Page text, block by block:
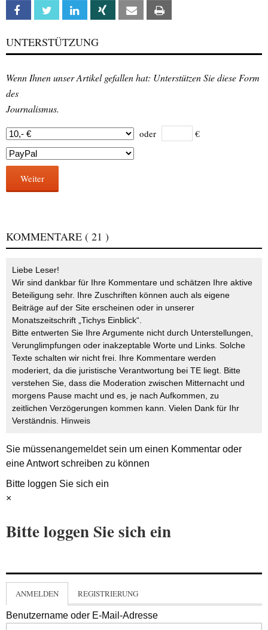
Facebook Twitter Linkedin Xing Email
UNTERSTÜTZUNG
Wenn Ihnen unser Artikel gefallen hat: Unterstützen Sie diese Form
des
Journalismus.
oder €
Weiter
KOMMENTARE ( 21 )
Liebe Leser!
Wir sind dankbar für Ihre Kommentare und schätzen Ihre aktive
Beteiligung sehr. Ihre Zuschriften können auch als eigene
Beiträge auf der Site erscheinen oder in unserer
Monatszeitschrift „Tichys Einblick“.
Bitte entwerten Sie Ihre Argumente nicht durch Unterstellungen,
Verunglimpfungen oder inakzeptable Worte und Links. Solche
Texte schalten wir nicht frei. Ihre Kommentare werden
moderiert, da die juristische Verantwortung bei TE liegt. Bitte
verstehen Sie, dass die Moderation zwischen Mitternacht und
morgens Pause macht und es, je nach Aufkommen, zu
zeitlichen Verzögerungen kommen kann. Vielen Dank für Ihr
Verständnis. Hinweis
Sie müssenangemeldetsein um einen Kommentar oder
eine Antwort schreiben zu können
Bitte loggen Sie sich ein
×
Bitte loggen Sie sich ein
ANMELDEN REGISTRIERUNG
Benutzername oder E-Mail-Adresse